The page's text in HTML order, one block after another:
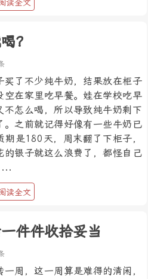
读全文
？
买了不少纯牛奶，结果放在柜子
空在家里吃早餐。娃在学校吃早
怎么喝，所以导致纯牛奶剩下
之前就记得好像有一些牛奶已
是180天，周末翻了下柜子，
的银子就这么浪费了，都怪自己
...
读全文
件件收拾妥当
周，这一周算是难得的清闲，